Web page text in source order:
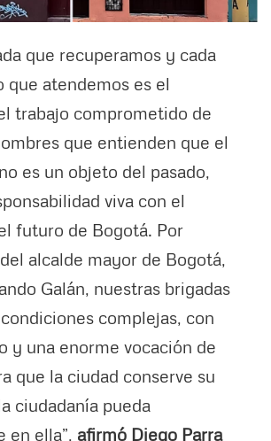
que recuperamos y cada
que atendemos es el
trabajo comprometido de
que entienden que el
es un objeto del pasado,
viva con el
futuro de Bogotá. Por
alcalde mayor de Bogotá,
Galán, nuestras brigadas
complejas, con
y una enorme vocación de
que la ciudad conserve su
ciudadanía pueda
en ella”, afirmó Diego Parra